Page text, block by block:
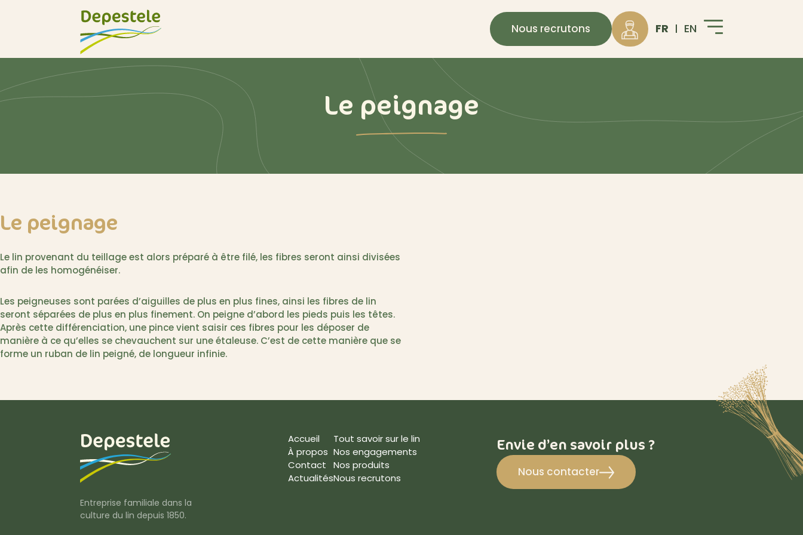
Nous recrutons FR EN
Le peignage
Le peignage
Le lin provenant du teillage est alors préparé à être filé, les fibres seront ainsi divisées
afin de les homogénéiser.
Les peigneuses sont parées d’aiguilles de plus en plus fines, ainsi les fibres de lin
seront séparées de plus en plus finement. On peigne d’abord les pieds puis les têtes.
Après cette différenciation, une pince vient saisir ces fibres pour les déposer de
manière à ce qu’elles se chevauchent sur une étaleuse. C’est de cette manière que se
forme un ruban de lin peigné, de longueur infinie.
Entreprise familiale dans la
culture du lin depuis 1850.
Accueil
À propos
Contact
Actualités
Tout savoir sur le lin
Nos engagements
Nos produits
Nous recrutons
Envie d’en savoir plus ?
Nous contacter